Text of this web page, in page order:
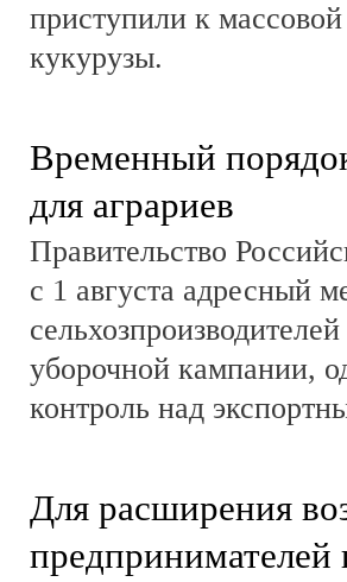
приступили к
кукурузы.
Временный
для аграриев
Правительство
с 1 августа адресный
уборочной кампании,
контроль над
Для расширения
предпринимателей